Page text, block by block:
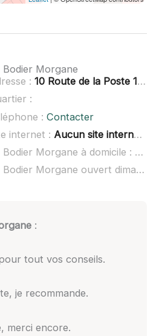
Bodier Morgane
: 10 Route de la Poste 1er étage, 25370 Les Hôpitaux-Neufs
:
: Contacter
internet : Aucun site internet connu
Dr Bodier Morgane à domicile :
non
Dr Bodier Morgane ouvert dimanche :
:
tout vos conseils.
je recommande.
merci encore.